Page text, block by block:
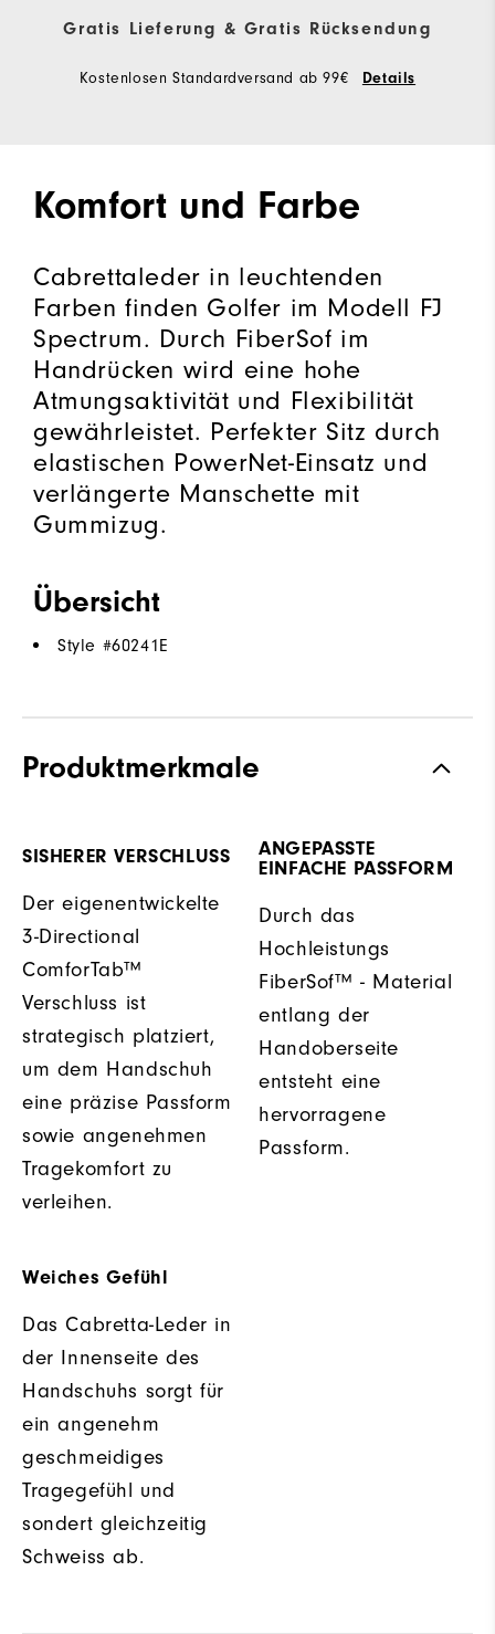
Gratis Lieferung & Gratis Rücksendung
Kostenlosen Standardversand ab 99€ Details
Komfort und Farbe
Cabrettaleder in leuchtenden
Farben finden Golfer im Modell FJ
Spectrum. Durch FiberSof im
Handrücken wird eine hohe
Atmungsaktivität und Flexibilität
gewährleistet. Perfekter Sitz durch
elastischen PowerNet-Einsatz und
verlängerte Manschette mit
Gummizug.
Übersicht
Style #60241E
Produktmerkmale
SISHERER VERSCHLUSS
Der eigenentwickelte
3-Directional
ComforTab™
Verschluss ist
strategisch platziert,
um dem Handschuh
eine präzise Passform
sowie angenehmen
Tragekomfort zu
verleihen.
ANGEPASSTE
EINFACHE PASSFORM
Durch das
Hochleistungs
FiberSof™ - Material
entlang der
Handoberseite
entsteht eine
hervorragene
Passform.
Weiches Gefühl
Das Cabretta-Leder in
der Innenseite des
Handschuhs sorgt für
ein angenehm
geschmeidiges
Tragegefühl und
sondert gleichzeitig
Schweiss ab.